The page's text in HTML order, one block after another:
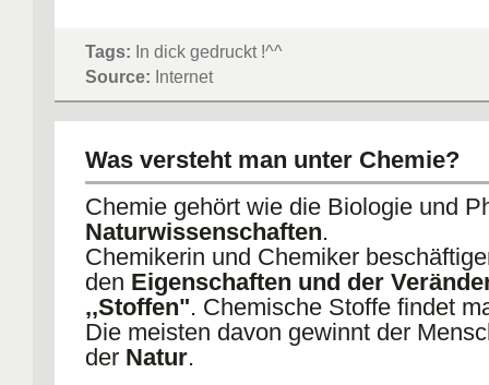
Tags: In dick gedruckt !^^
Source: Internet
Was versteht man unter Chemie?
Chemie gehört wie die Biologie und
Naturwissenschaften.
Chemikerin und Chemiker
den Eigenschaften und der
,,Stoffen". Chemische Stoffe findet
Die meisten davon gewinnt der
der Natur.